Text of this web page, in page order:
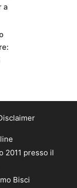
a
2011 presso il
Bisci